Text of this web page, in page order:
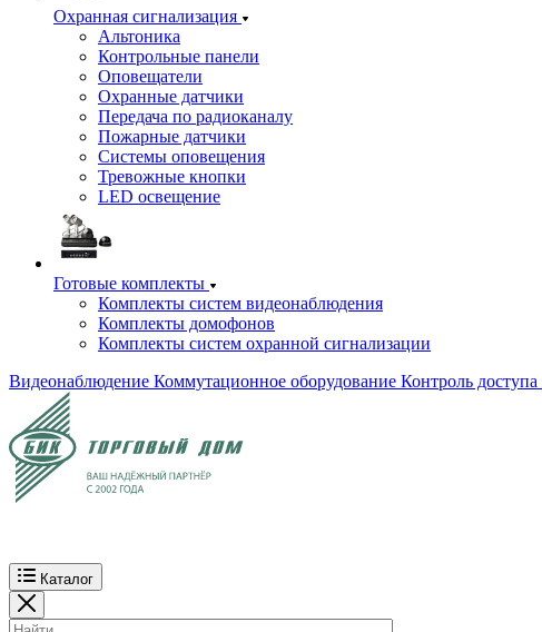
Охранная сигнализация
Альтоника
Контрольные панели
Оповещатели
Охранные датчики
Передача по радиоканалу
Пожарные датчики
Системы оповещения
Тревожные кнопки
LED освещение
Готовые комплекты
Комплекты систем видеонаблюдения
Комплекты домофонов
Комплекты систем охранной сигнализации
Видеонаблюдение Коммутационное оборудование Контроль доступа
Каталог